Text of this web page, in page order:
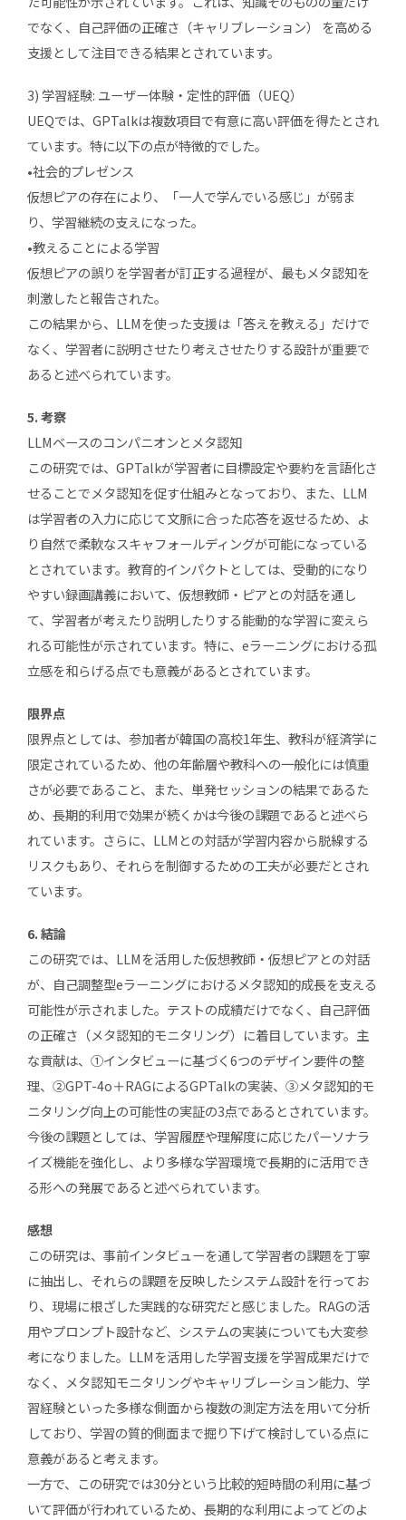
でなく、自己評価の正確さ（キャリブレーション） を高める
支援として注目できる結果とされています。
3) 学習経験: ユーザー体験・定性的評価（UEQ）
UEQでは、GPTalkは複数項目で有意に高い評価を得たとされ
ています。特に以下の点が特徴的でした。
•社会的プレゼンス
仮想ピアの存在により、「一人で学んでいる感じ」が弱ま
り、学習継続の支えになった。
•教えることによる学習
仮想ピアの誤りを学習者が訂正する過程が、最もメタ認知を
刺激したと報告された。
この結果から、LLMを使った支援は「答えを教える」だけで
なく、学習者に説明させたり考えさせたりする設計が重要で
あると述べられています。
5. 考察
LLMベースのコンパニオンとメタ認知
この研究では、GPTalkが学習者に目標設定や要約を言語化さ
せることでメタ認知を促す仕組みとなっており、また、LLM
は学習者の入力に応じて文脈に合った応答を返せるため、よ
り自然で柔軟なスキャフォールディングが可能になっている
とされています。教育的インパクトとしては、受動的になり
やすい録画講義において、仮想教師・ピアとの対話を通し
て、学習者が考えたり説明したりする能動的な学習に変えら
れる可能性が示されています。特に、eラーニングにおける孤
立感を和らげる点でも意義があるとされています。
限界点
限界点としては、参加者が韓国の高校1年生、教科が経済学に
限定されているため、他の年齢層や教科への一般化には慎重
さが必要であること、また、単発セッションの結果であるた
め、長期的利用で効果が続くかは今後の課題であると述べら
れています。さらに、LLMとの対話が学習内容から脱線する
リスクもあり、それらを制御するための工夫が必要だとされ
ています。
6. 結論
この研究では、LLMを活用した仮想教師・仮想ピアとの対話
が、自己調整型eラーニングにおけるメタ認知的成長を支える
可能性が示されました。テストの成績だけでなく、自己評価
の正確さ（メタ認知的モニタリング）に着目しています。主
な貢献は、①インタビューに基づく6つのデザイン要件の整
理、②GPT-4o＋RAGによるGPTalkの実装、③メタ認知的モ
ニタリング向上の可能性の実証の3点であるとされています。
今後の課題としては、学習履歴や理解度に応じたパーソナラ
イズ機能を強化し、より多様な学習環境で長期的に活用でき
る形への発展であると述べられています。
感想
この研究は、事前インタビューを通して学習者の課題を丁寧
に抽出し、それらの課題を反映したシステム設計を行ってお
り、現場に根ざした実践的な研究だと感じました。RAGの活
用やプロンプト設計など、システムの実装についても大変参
考になりました。LLMを活用した学習支援を学習成果だけで
なく、メタ認知モニタリングやキャリブレーション能力、学
習経験といった多様な側面から複数の測定方法を用いて分析
しており、学習の質的側面まで掘り下げて検討している点に
意義があると考えます。
一方で、この研究では30分という比較的短時間の利用に基づ
いて評価が行われているため、長期的な利用によってどのよ